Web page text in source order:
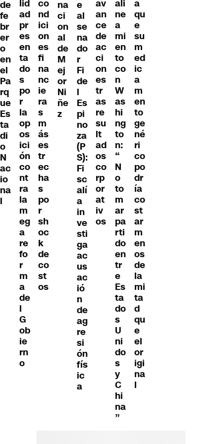
de
fe
br
er
o
en
el
Pa
rq
ue
Es
ta
di
o
N
ac
io
na
l
lid
ad
pr
es
en
ta
do
s
po
r
la
op
os
ici
ón
co
nt
ra
la
m
eg
a
re
fo
r
m
a
de
l
G
ob
ie
rn
o
co
nd
ici
on
es
fi
na
nc
ie
ra
s
m
ás
es
tr
ec
ha
s
po
r
sh
oc
k
de
co
st
os
na
ci
on
al
de
M
ej
or
Ni
ñe
z
e
al
se
na
do
r
Fi
de
l
Es
pi
no
za
(P
S):
Fi
sc
alí
a
in
ve
sti
ga
ac
us
ac
ió
n
de
ag
re
si
ón
fís
ic
a
av
an
ce
de
ac
ci
on
es
tr
as
re
su
lt
ad
os
co
rp
or
at
iv
os
ali
ne
a
mi
en
to
co
n
W
as
hi
ng
to
n:
“
N
o
to
m
ar
pa
rti
do
en
tr
e
Es
ta
do
s
U
ni
do
s
y
C
hi
na
”
a
qu
e
su
m
ed
ic
a
m
en
to
ge
né
ri
co
po
dr
ía
co
st
ar
m
en
os
de
la
mi
ta
d
qu
e
el
or
igi
na
l